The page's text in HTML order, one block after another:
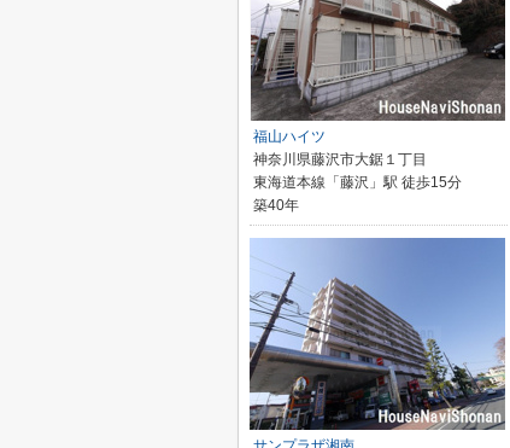
福山ハイツ
神奈川県藤沢市大鋸１丁目
東海道本線「藤沢」駅 徒歩15分
築40年